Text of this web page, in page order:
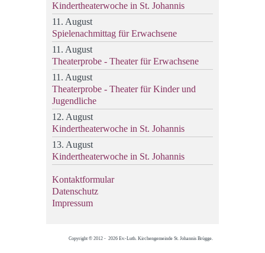
Kindertheaterwoche in St. Johannis
11. August
Spielenachmittag für Erwachsene
11. August
Theaterprobe - Theater für Erwachsene
11. August
Theaterprobe - Theater für Kinder und
Jugendliche
12. August
Kindertheaterwoche in St. Johannis
13. August
Kindertheaterwoche in St. Johannis
Kontaktformular
Datenschutz
Impressum
Copyright © 2012 - 2026 Ev.-Luth. Kirchengemeinde St. Johannis Brügge.